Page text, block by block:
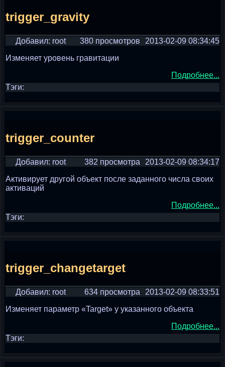
trigger_gravity
Добавил: root 2013-02-09 08:34:45
380 просмотров
Изменяет уровень гравитации
Подробнее...
Тэги:
trigger_counter
Добавил: root 2013-02-09 08:34:17
382 просмотра
Активирует другой объект после заданного числа своих
активаций
Подробнее...
Тэги:
trigger_changetarget
Добавил: root 2013-02-09 08:33:51
634 просмотра
Изменяет параметр «Target» у указанного объекта
Подробнее...
Тэги: